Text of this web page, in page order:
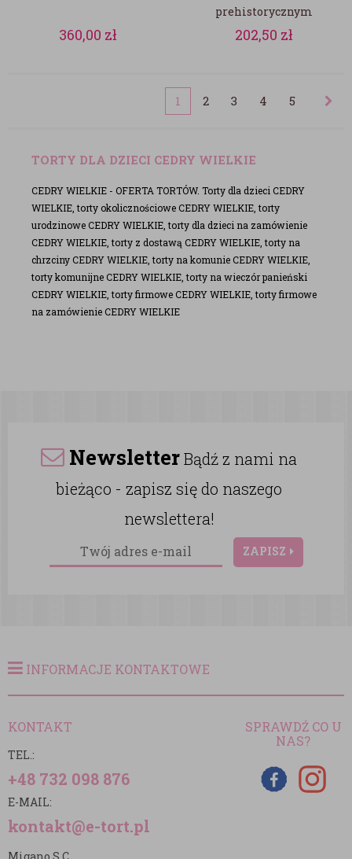
360,00 zł
prehistorycznym
202,50 zł
1 2 3 4 5
TORTY DLA DZIECI CEDRY WIELKIE
CEDRY WIELKIE - OFERTA TORTÓW. Torty dla dzieci CEDRY
WIELKIE, torty okolicznościowe CEDRY WIELKIE, torty
urodzinowe CEDRY WIELKIE, torty dla dzieci na zamówienie
CEDRY WIELKIE, torty z dostawą CEDRY WIELKIE, torty na
chrzciny CEDRY WIELKIE, torty na komunie CEDRY WIELKIE,
torty komunijne CEDRY WIELKIE, torty na wieczór panieński
CEDRY WIELKIE, torty firmowe CEDRY WIELKIE, torty firmowe
na zamówienie CEDRY WIELKIE
NewsletterBądź z nami na
bieżąco - zapisz się do naszego
newslettera!
ZAPISZ
INFORMACJE KONTAKTOWE
KONTAKT
TEL.:
+48 732 098 876
E-MAIL:
kontakt@e-tort.pl
SPRAWDŹ CO U
NAS?